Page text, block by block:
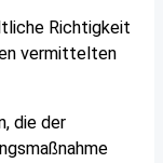
Richtigkeit
vermittelten
die der